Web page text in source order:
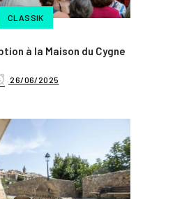
CLASSIK
à la Maison du Cygne
26/06/2025